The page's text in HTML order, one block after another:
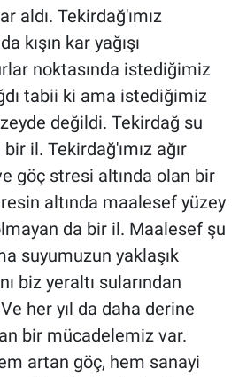
aldı. Tekirdağ'ımız
kışın kar yağışı
noktasında istediğimiz
tabii ki ama istediğimiz
değildi. Tekirdağ su
il. Tekirdağ'ımız ağır
göç stresi altında olan bir
altında maalesef yüzey
da bir il. Maalesef şu
suyumuzun yaklaşık
biz yeraltı sularından
her yıl da daha derine
bir mücadelemiz var.
artan göç, hem sanayi